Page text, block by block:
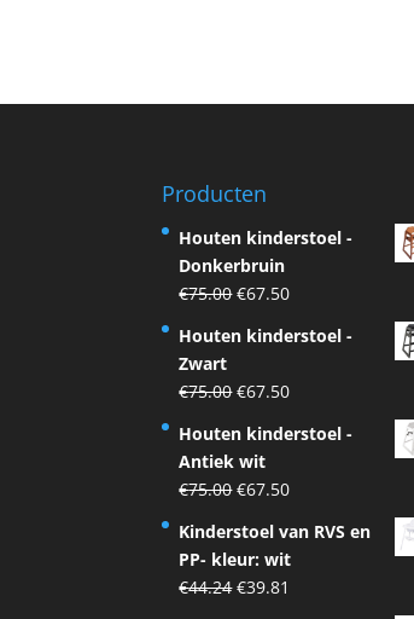
Producten
Houten kinderstoel -
Donkerbruin
€75.00Original
was:
€67.50Current
is:
Houten kinderstoel -
Zwart
€75.00Original
was:
€75.00.
€67.50Current
is:
Houten kinderstoel -
Antiek wit
€75.00Original
was:
€75.00.
€67.50Current
is:
€67.50.
Kinderstoel van RVS en
PP- kleur: wit
€44.24Original
€39.81